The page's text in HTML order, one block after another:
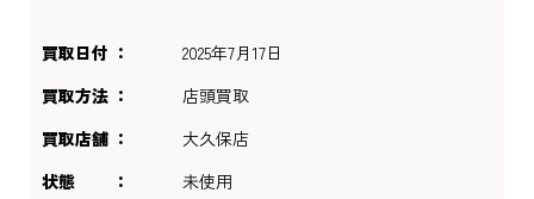
買取日付
2025年7月17日
買取方法
店頭買取
買取店舗
大久保店
状態
未使用